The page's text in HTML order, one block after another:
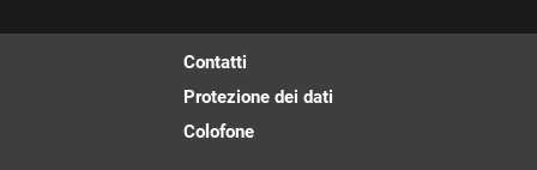
Contatti
Protezione dei dati
Colofone